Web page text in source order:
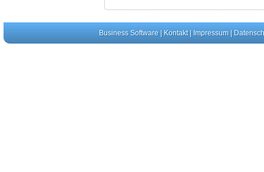
Business Software| Kontakt| Impressum|